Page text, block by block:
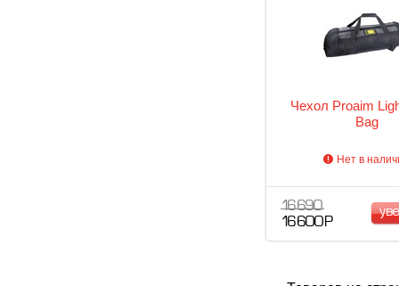
Чехол Proaim
Bag
Нет в
16 690
16 600 Р